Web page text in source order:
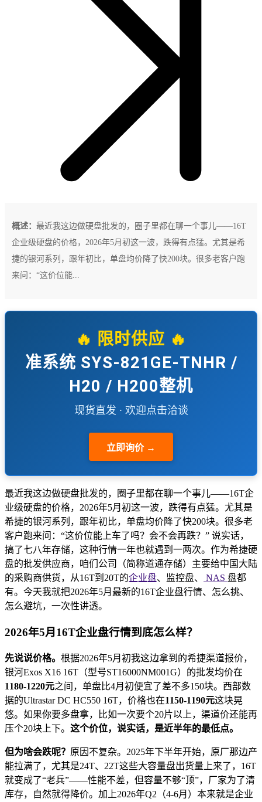
概述： 最近我这边做硬盘批发的，圈子里都在聊一个事儿——16T
企业级硬盘的价格，2026年5月初这一波，跌得有点猛。尤其是希
捷的银河系列，跟年初比，单盘均价降了快200块。很多老客户跑
来问：“这价位能...
🔥 限时供应 🔥
准系统 SYS-821GE-TNHR /
H20 / H200整机
现货直发 · 欢迎点击洽谈
立即询价 →
最近我这边做硬盘批发的，圈子里都在聊一个事儿——16T企
业级硬盘的价格，2026年5月初这一波，跌得有点猛。尤其是
希捷的银河系列，跟年初比，单盘均价降了快200块。很多老
客户跑来问：“这价位能上车了吗？会不会再跌？” 说实话，
搞了七八年存储，这种行情一年也就遇到一两次。作为希捷硬
盘的批发供应商，咱们公司（简称道通存储）主要给中国大陆
的采购商供货，从16T到20T的企业盘、监控盘、 NAS 盘都
有。今天我就把2026年5月最新的16T企业盘行情、怎么挑、
怎么避坑，一次性讲透。
2026年5月16T企业盘行情到底怎么样？
先说说价格。 根据2026年5月初我这边拿到的希捷渠道报价，
银河Exos X16 16T（型号ST16000NM001G）的批发均价在
1180-1220元之间，单盘比4月初便宜了差不多150块。西部数
据的Ultrastar DC HC550 16T，价格也在1150-1190元这块晃
悠。如果你要多盘拿，比如一次要个20片以上，渠道价还能再
压个20块上下。 这个价位，说实话，是近半年的最低点。
但为啥会跌呢？ 原因不复杂。2025年下半年开始，原厂那边产
能拉满了，尤其是24T、22T这些大容量盘出货量上来了，16T
就变成了“老兵”——性能不差，但容量不够“顶”，厂家为了清
库存，自然就得降价。加上2026年Q2（4-6月）本来就是企业